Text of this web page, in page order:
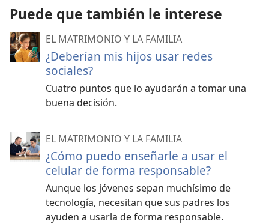
Puede que también le interese
EL MATRIMONIO Y LA FAMILIA
¿Deberían mis hijos usar redes
sociales?
Cuatro puntos que lo ayudarán a tomar una
buena decisión.
EL MATRIMONIO Y LA FAMILIA
¿Cómo puedo enseñarle a usar el
celular de forma responsable?
Aunque los jóvenes sepan muchísimo de
tecnología, necesitan que sus padres los
ayuden a usarla de forma responsable.